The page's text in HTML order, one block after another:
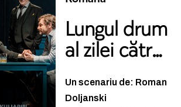
Lungul drum
al zilei către
Un scenariu de: Roman
Doljanski